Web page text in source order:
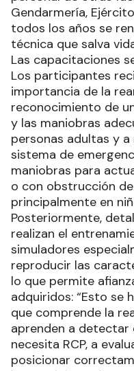
Gendarmería,
todos los años se
técnica que salva
Las capacitaciones
Los participantes
importancia de la
reconocimiento de
y las maniobras
personas adultas y
sistema de
maniobras para
o con obstrucción
principalmente en
Posteriormente,
realizan el
simuladores
reproducir las
lo que permite
adquiridos: “Esto se
que comprende la
aprenden a detectar
necesita RCP, a
posicionar